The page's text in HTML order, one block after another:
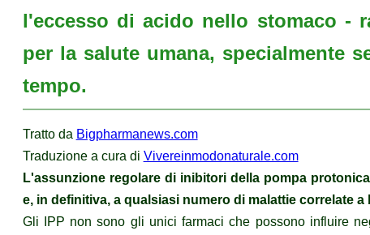
l'eccesso di acido nello stomaco -
per la salute umana, specialmente
tempo.
Tratto da Bigpharmanews.com
Traduzione a cura di Vivereinmodonaturale.com
L'assunzione regolare di inibitori della pompa
e, in definitiva, a qualsiasi numero di malattie correlate
Gli IPP non sono gli unici farmaci che possono influire